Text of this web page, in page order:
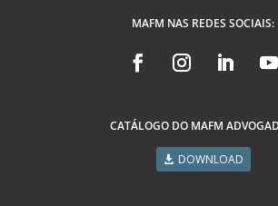
MAFM NAS REDES SOCIAIS:
CATÁLOGO DO MAFM
DOWNLOAD